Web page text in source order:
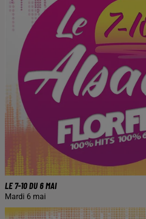
LE 7-10 DU 6 MAI
Mardi 6 mai